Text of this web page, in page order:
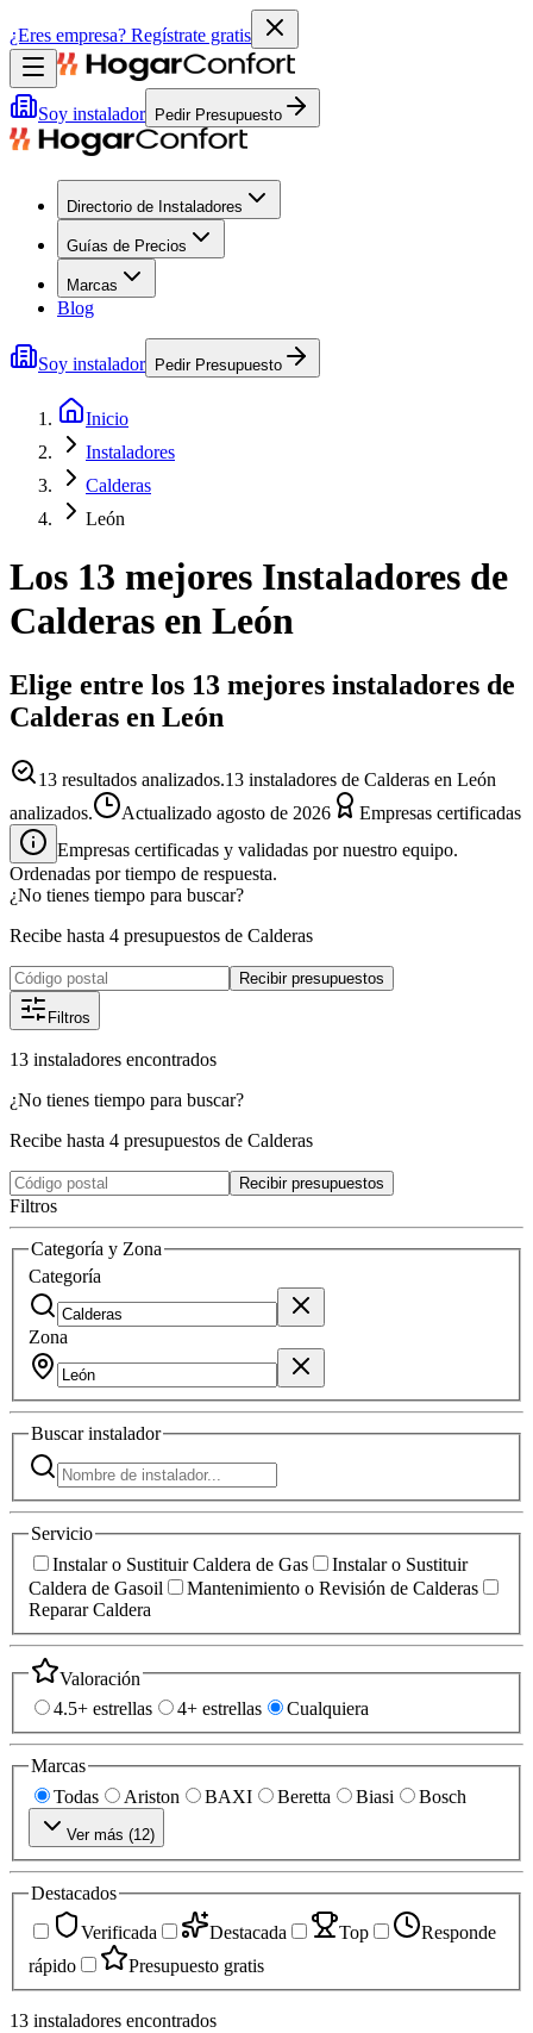
¿Eres empresa? Regístrate gratis
Soy instalador Pedir Presupuesto
Directorio de Instaladores
Guías de Precios
Marcas
Blog
Soy instalador Pedir Presupuesto
Inicio
Instaladores
Calderas
León
Los 13 mejores Instaladores de
Calderas en León
Elige entre los 13 mejores instaladores de
Calderas en León
13 resultados analizados.13 instaladores de Calderas en León
analizados.
Actualizado agosto de 2026
Empresas certificadas
Empresas certificadas y validadas por nuestro equipo.
Ordenadas por tiempo de respuesta.
¿No tienes tiempo para buscar?
Recibe hasta 4 presupuestos de Calderas
Recibir presupuestos
Filtros
13 instaladores encontrados
¿No tienes tiempo para buscar?
Recibe hasta 4 presupuestos de Calderas
Recibir presupuestos
Filtros
Categoría y Zona
Categoría
Zona
Buscarinstalador
Servicio
Instalar o Sustituir Caldera de Gas
Instalar o Sustituir
Caldera de Gasoil
Mantenimiento o Revisión de Calderas
Reparar Caldera
Valoración
4.5+ estrellas
4+ estrellas Cualquiera
Marcas
Todas
Ariston BAXI Beretta Biasi Bosch
Ver más (12)
Destacados
Verificada
Destacada Top
Responde
rápido
Presupuesto gratis
13 instaladores encontrados